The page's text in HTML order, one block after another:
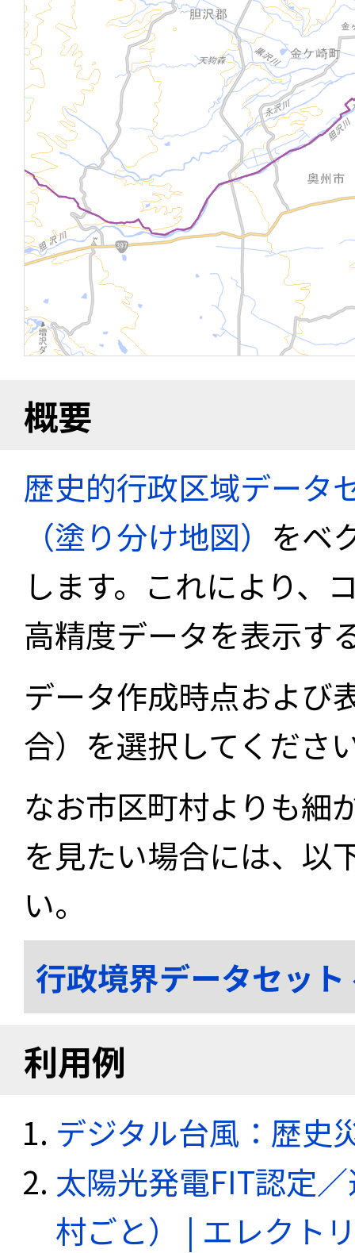
概要
歴史的行政区域データ
（塗り分け地図） をベ
します。これにより、
高精度データを表示す
データ作成時点および
合）を選択してくださ
なお市区町村よりも細
を見たい場合には、以
い。
行政境界データセッ
利用例
デジタル台風：歴史
太陽光発電FIT認定
村ごと） | エレクト